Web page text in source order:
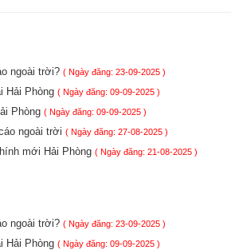
ngoài trời? ( Ngày đăng: 23-09-2025 )
Hải Phòng ( Ngày đăng: 09-09-2025 )
Phòng ( Ngày đăng: 09-09-2025 )
ngoài trời ( Ngày đăng: 27-08-2025 )
mới Hải Phòng ( Ngày đăng: 21-08-2025 )
ngoài trời? ( Ngày đăng: 23-09-2025 )
Hải Phòng ( Ngày đăng: 09-09-2025 )